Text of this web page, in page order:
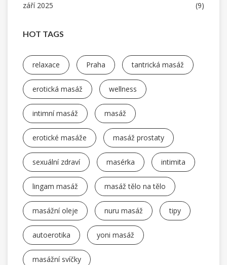
září 2025 (9)
HOT TAGS
relaxace Praha tantrická masáž
erotická masáž wellness
intimní masáž masáž
erotické masáže masáž prostaty
sexuální zdraví masérka intimita
lingam masáž masáž tělo na tělo
masážní oleje nuru masáž tipy
autoerotika yoni masáž
masážní svíčky